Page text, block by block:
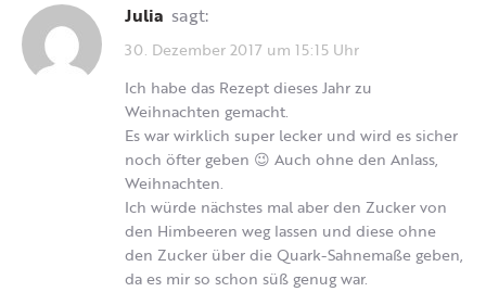
Julia sagt:
30. Dezember 2017 um 15:15 Uhr
Ich habe das Rezept dieses Jahr zu
Weihnachten gemacht.
Es war wirklich super lecker und wird es sicher
noch öfter geben 😉 Auch ohne den Anlass,
Weihnachten.
Ich würde nächstes mal aber den Zucker von
den Himbeeren weg lassen und diese ohne
den Zucker über die Quark-Sahnemaße geben,
da es mir so schon süß genug war.